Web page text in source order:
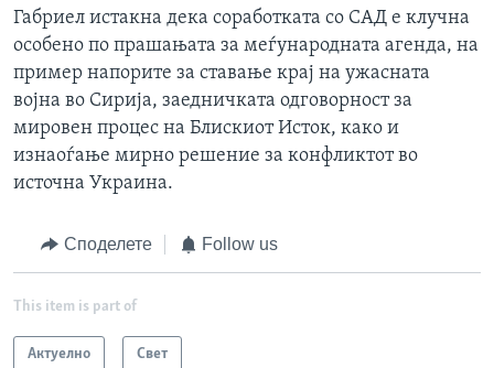
Габриел истакна дека соработката со САД е клучна
особено по прашањата за меѓународната агенда, на
пример напорите за ставање крај на ужасната
војна во Сирија, заедничката одговорност за
мировен процес на Блискиот Исток, како и
изнаоѓање мирно решение за конфликтот во
источна Украина.
Споделете Follow us
This item is part of
Актуелно Свет